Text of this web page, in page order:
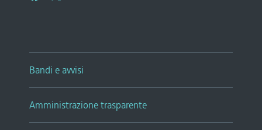
Bandi e avvisi
Amministrazione trasparente